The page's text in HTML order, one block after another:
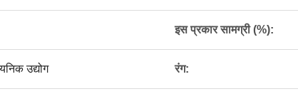
इस प्रकार सामग्री (%):
उद्योग रंग: